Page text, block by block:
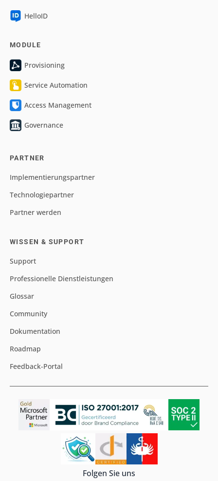
HelloID
MODULE
Provisioning
Service Automation
Access Management
Governance
PARTNER
Implementierungspartner
Technologiepartner
Partner werden
WISSEN & SUPPORT
Support
Professionelle Dienstleistungen
Glossar
Community
Dokumentation
Roadmap
Feedback-Portal
Folgen Sie uns